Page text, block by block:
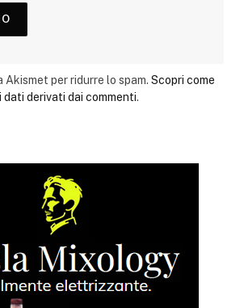
per ridurre lo spam. Scopri come
derivati dai commenti.